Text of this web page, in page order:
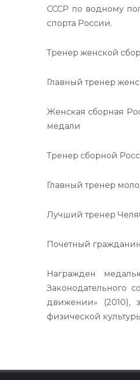
СССР по водному
спорта России.
Тренер женской
Главный тренер
Женская сборная
медали
Тренер сборной
Главный тренер
Лучший тренер
Почетный гражданин
Награжден
Законодательного
движении» (2010),
физической